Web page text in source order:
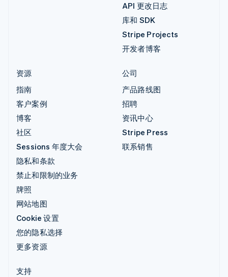
API 更改日志
库和 SDK
Stripe Projects
开发者博客
资源
指南
客户案例
博客
社区
Sessions 年度大会
隐私和条款
禁止和限制的业务
牌照
网站地图
Cookie 设置
您的隐私选择
更多资源
公司
产品路线图
招聘
资讯中心
Stripe Press
联系销售
支持